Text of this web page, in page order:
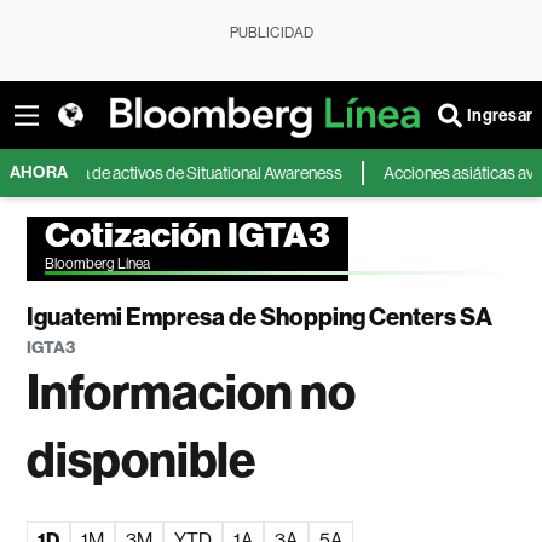
PUBLICIDAD
Ingresar
AHORAde activos de Situational Awareness Acciones asiáticas avanzan
Cotización IGTA3
Bloomberg Línea
Iguatemi Empresa de Shopping Centers SA
IGTA3
Informacion no
disponible